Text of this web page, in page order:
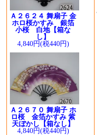
Ａ２６２４ 舞扇子 金
ホロ桜かすみ 銀箔
小桜 白地【箱な
し】
4,840円(税440円)
Ａ２６７０ 舞扇子 ホ
ロ桜 金箔かすみ 紫
天ぼかし【箱なし】
4,840円(税440円)